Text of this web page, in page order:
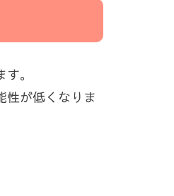
。
性が低くなりま